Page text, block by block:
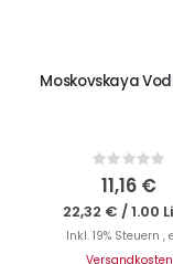
Moskovskaya
Rating:
0%
11,16 €
22,32 € /1.00
Inkl. 19% Steuern ,
Versandkosten